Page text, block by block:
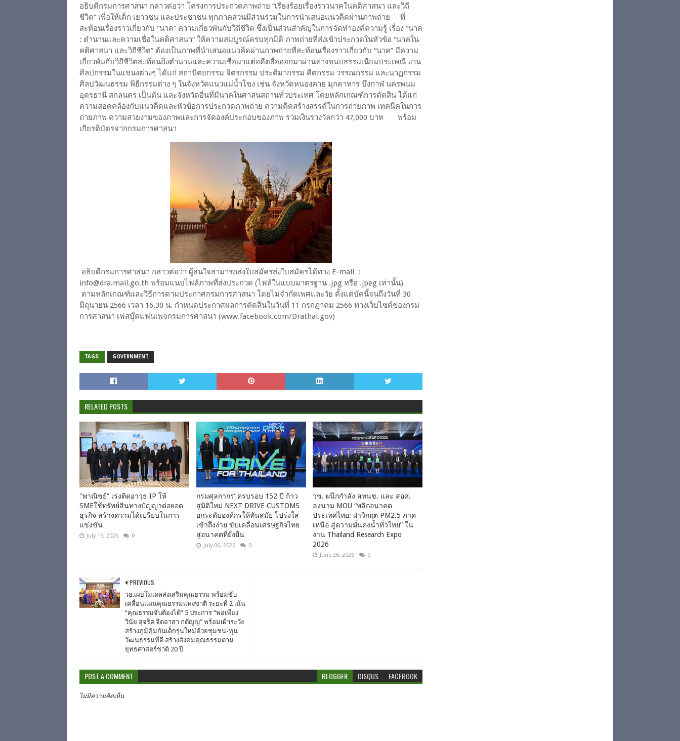
อธิบดีกรมการศาสนา กล่าวต่อว่า โครงการประกวดภาพถ่าย “เรียงร้อยเรื่องราวนาคในคติศาสนา และวิถี
ชีวิต” เพื่อให้เด็ก เยาวชน และประชาชน ทุกภาคส่วนมีส่วนร่วมในการนำเสนอแนวคิดผ่านภาพถ่าย ที่
สะท้อนเรื่องราวเกี่ยวกับ “นาค” ความเกี่ยวพันกับวิถีชีวิต ซึ่งเป็นส่วนสำคัญในการจัดทำองค์ความรู้ เรื่อง “นาค
: ตำนานและความเชื่อในคติศาสนา” ให้ความสมบูรณ์ครบทุกมิติ ภาพถ่ายที่ส่งเข้าประกวดในหัวข้อ “นาคใน
คติศาสนา และวิถีชีวิต” ต้องเป็นภาพที่นำเสนอแนวคิดผ่านภาพถ่ายที่สะท้อนเรื่องราวเกี่ยวกับ “นาค” มีความ
เกี่ยวพันกับวิถีชีวิตสะท้อนถึงตำนานและความเชื่อมาแต่อดีตสื่อออกมาผ่านทางขนบธรรมเนียมประเพณี งาน
ศิลปกรรมในแขนงต่างๆ ได้แก่ สถาปัตยกรรม จิตรกรรม ประติมากรรม คีตกรรม วรรณกรรม และนาฏกรรม
ศิลปวัฒนธรรม พิธีกรรมต่าง ๆ ในจังหวัดแนวแม่น้ำโขง เช่น จังหวัดหนองคาย มุกดาหาร บึงกาฬ นครพนม
อุดรธานี สกลนคร เป็นต้น และจังหวัดอื่นที่มีนาคในศาสนสถานทั่วประเทศ โดยหลักเกณฑ์การตัดสิน ได้แก่
ความสอดคล้องกับแนวคิดและหัวข้อการประกวดภาพถ่าย ความคิดสร้างสรรค์ในการถ่ายภาพ เทคนิคในการ
ถ่ายภาพ ความสวยงามของภาพและการจัดองค์ประกอบของภาพ รวมเงินรางวัลกว่า 47,000 บาท พร้อม
เกียรติบัตรจากกรมการศาสนา
อธิบดีกรมการศาสนา กล่าวต่อว่า ผู้สนใจสามารถส่งใบสมัครส่งใบสมัครได้ทาง E-mail :
info@dra.mail.go.th พร้อมแนบไฟล์ภาพที่ส่งประกวด (ไฟล์ในแบบมาตรฐาน .jpg หรือ .jpeg เท่านั้น)
ตามหลักเกณฑ์และวิธีการตามประกาศกรมการศาสนา โดยไม่จำกัดเพศและวัย ตั้งแต่บัดนี้จนถึงวันที่ 30
มิถุนายน 2566 เวลา 16.30 น. กำหนดประกาศผลการตัดสินในวันที่ 11 กรกฎาคม 2566 ทางเว็บไซต์ของกรม
การศาสนา เฟสบุ๊คแฟนเพจกรมการศาสนา (www.facebook.com/Drathai.gov)
TAGS: GOVERNMENT
RELATED POSTS
"พาณิชย์” เร่งติดอาวุธ IP ให้
SMEใช้ทรัพย์สินทางปัญญาต่อยอด
ธุรกิจ สร้างความได้เปรียบในการ
แข่งขัน
July 15, 2026 0
กรมศุลกากร’ ครบรอบ 152 ปี ก้าว
สู่มิติใหม่ NEXT DRIVE CUSTOMS
ยกระดับองค์กรให้ทันสมัย โปร่งใส
เข้าถึงง่าย ขับเคลื่อนเศรษฐกิจไทย
สู่อนาคตที่ยั่งยืน
July 06, 2026 0
วช. ผนึกกำลัง สทนช. และ สอศ.
ลงนาม MOU “พลิกอนาคต
ประเทศไทย: ฝ่าวิกฤต PM2.5 ภาค
เหนือ สู่ความมั่นคงน้ำทั่วไทย” ใน
งาน Thailand Research Expo
2026
June 26, 2026 0
PREVIOUS
วธ.เผยโมเดลส่งเสริมคุณธรรม พร้อมขับ
เคลื่อนแผนคุณธรรมแห่งชาติ ระยะที่ 2 เน้น
“คุณธรรมจับต้องได้” 5 ประการ “พอเพียง
วินัย สุจริต จิตอาสา กตัญญู” พร้อมเฝ้าระวัง
สร้างภูมิคุ้มกันเด็กรุ่นใหม่ด้วยชุมชน-ทุน
วัฒนธรรมที่ดี สร้างสังคมคุณธรรมตาม
ยุทธศาสตร์ชาติ 20 ปี
POST A COMMENT BLOGGER DISQUS FACEBOOK
ไม่มีความคิดเห็น